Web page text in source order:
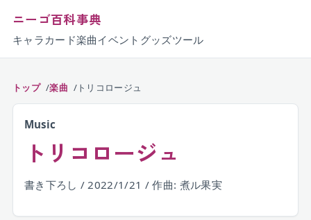
ニーゴ百科事典
キャラ カード楽曲イベント グッズツール
トップ 楽曲 トリコロージュ
Music
トリコロージュ
書き下ろし / 2022/1/21 / 作曲: 煮ル果実